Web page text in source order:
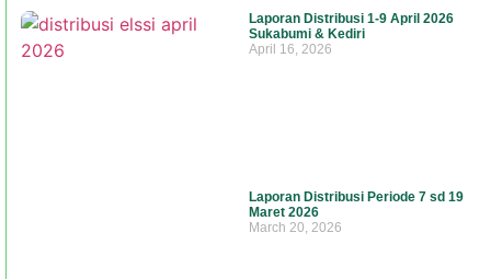
Laporan Distribusi 1-9 April 2026
Sukabumi & Kediri
April 16, 2026
Laporan Distribusi Periode 7 sd 19
Maret 2026
March 20, 2026